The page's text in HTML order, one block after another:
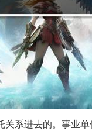
系进去的。事业